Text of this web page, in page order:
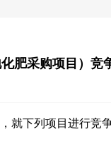
肥采购项目）竞
就下列项目进行竞